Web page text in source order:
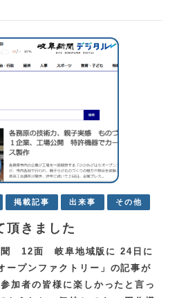
掲載記事 出来事 その他
頂きました
聞 12面 岐阜地域版に 24日に
ープンファクトリー」の記事が
加者の皆様に楽しかったと言っ